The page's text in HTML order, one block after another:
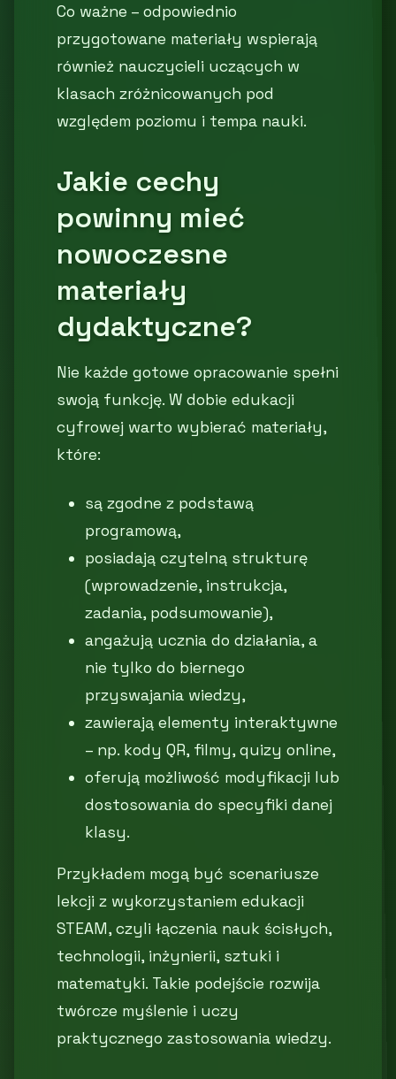
Co ważne – odpowiednio
przygotowane materiały wspierają
również nauczycieli uczących w
klasach zróżnicowanych pod
względem poziomu i tempa nauki.
Jakie cechy
powinny mieć
nowoczesne
materiały
dydaktyczne?
Nie każde gotowe opracowanie spełni
swoją funkcję. W dobie edukacji
cyfrowej warto wybierać materiały,
które:
są zgodne z podstawą
programową,
posiadają czytelną strukturę
(wprowadzenie, instrukcja,
zadania, podsumowanie),
angażują ucznia do działania, a
nie tylko do biernego
przyswajania wiedzy,
zawierają elementy interaktywne
– np. kody QR, filmy, quizy online,
oferują możliwość modyfikacji lub
dostosowania do specyfiki danej
klasy.
Przykładem mogą być scenariusze
lekcji z wykorzystaniem edukacji
STEAM, czyli łączenia nauk ścisłych,
technologii, inżynierii, sztuki i
matematyki. Takie podejście rozwija
twórcze myślenie i uczy
praktycznego zastosowania wiedzy.